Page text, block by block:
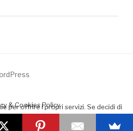
per offrire i propri servizi. Se decidi di
consideriamo che accetti il loro uso.
Leggimi
& Cookies Policy